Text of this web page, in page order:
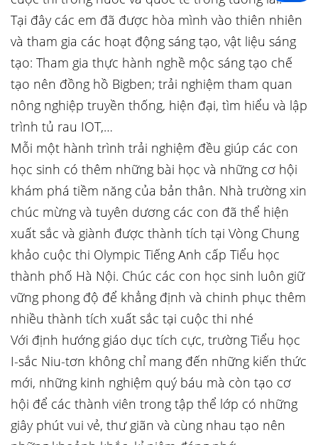
Tại đây các em đã được hòa mình vào thiên nhiên
và tham gia các hoạt động sáng tạo, vật liệu sáng
tạo: Tham gia thực hành nghề mộc sáng tạo chế
tạo nên đồng hồ Bigben; trải nghiệm tham quan
nông nghiệp truyền thống, hiện đại, tìm hiểu và lập
trình tủ rau IOT,…
Mỗi một hành trình trải nghiệm đều giúp các con
học sinh có thêm những bài học và những cơ hội
khám phá tiềm năng của bản thân. Nhà trường xin
chúc mừng và tuyên dương các con đã thể hiện
xuất sắc và giành được thành tích tại Vòng Chung
khảo cuộc thi Olympic Tiếng Anh cấp Tiểu học
thành phố Hà Nội. Chúc các con học sinh luôn giữ
vững phong độ để khẳng định và chinh phục thêm
nhiều thành tích xuất sắc tại cuộc thi nhé
Với định hướng giáo dục tích cực, trường Tiểu học
I-sắc Niu-tơn không chỉ mang đến những kiến thức
mới, những kinh nghiệm quý báu mà còn tạo cơ
hội để các thành viên trong tập thể lớp có những
giây phút vui vẻ, thư giãn và cùng nhau tạo nên